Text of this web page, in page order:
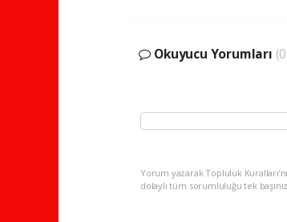
Okuyucu Yorumları
Yorum yazarak Topluluk
dolaylı tüm sorumluluğu tek